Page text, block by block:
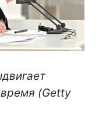
время (Getty